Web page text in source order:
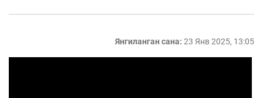
Янгиланган сана: 23 Янв 2025, 13:05